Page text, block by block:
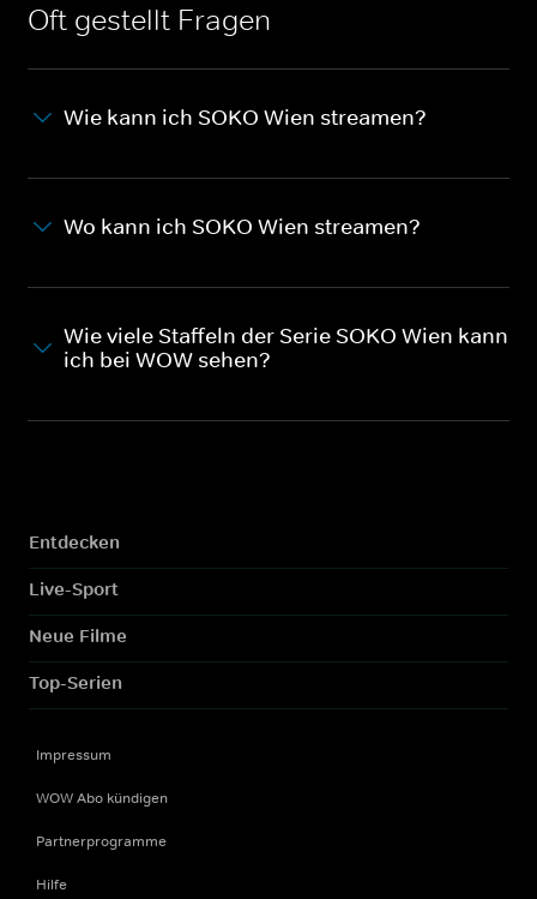
Oft gestellt Fragen
Wie kann ich SOKO Wien streamen?
Wo kann ich SOKO Wien streamen?
Wie viele Staffeln der Serie SOKO Wien kann
ich bei WOW sehen?
Entdecken
Live-Sport
Neue Filme
Top-Serien
Impressum
WOW Abo kündigen
Partnerprogramme
Hilfe